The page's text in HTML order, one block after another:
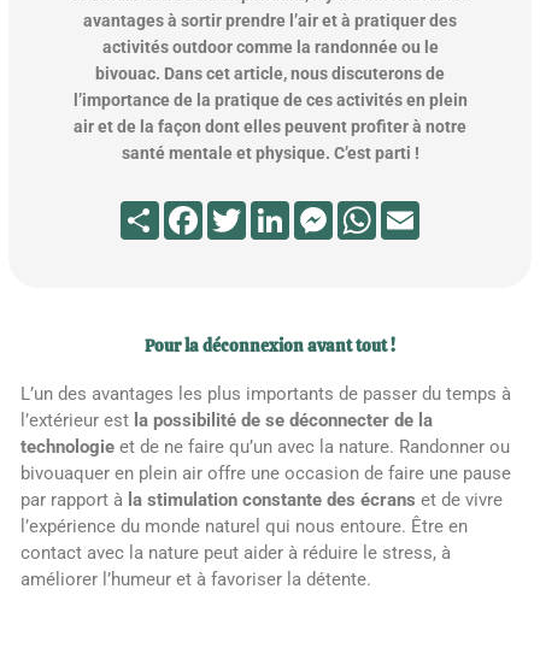
avantages à sortir prendre l’air et à pratiquer des
activités outdoor comme la randonnée ou le
bivouac. Dans cet article, nous discuterons de
l’importance de la pratique de ces activités en plein
air et de la façon dont elles peuvent profiter à notre
santé mentale et physique. C’est parti !
PartagerFacebookTwitterLinkedInMessengerWhatsApp
Pour la déconnexion avant tout !
L’un des avantages les plus importants de passer du temps à
l’extérieur est la possibilité de se déconnecter de la
technologie et de ne faire qu’un avec la nature. Randonner ou
bivouaquer en plein air offre une occasion de faire une pause
par rapport à la stimulation constante des écranset de vivre
l’expérience du monde naturel qui nous entoure. Être en
contact avec la nature peut aider à réduire le stress, à
améliorer l’humeur et à favoriser la détente.